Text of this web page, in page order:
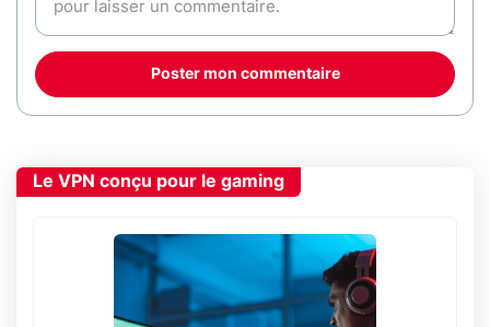
Poster mon commentaire
Le VPN conçu pour le gaming